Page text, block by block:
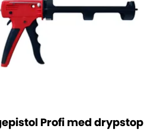
Profi med drypstop